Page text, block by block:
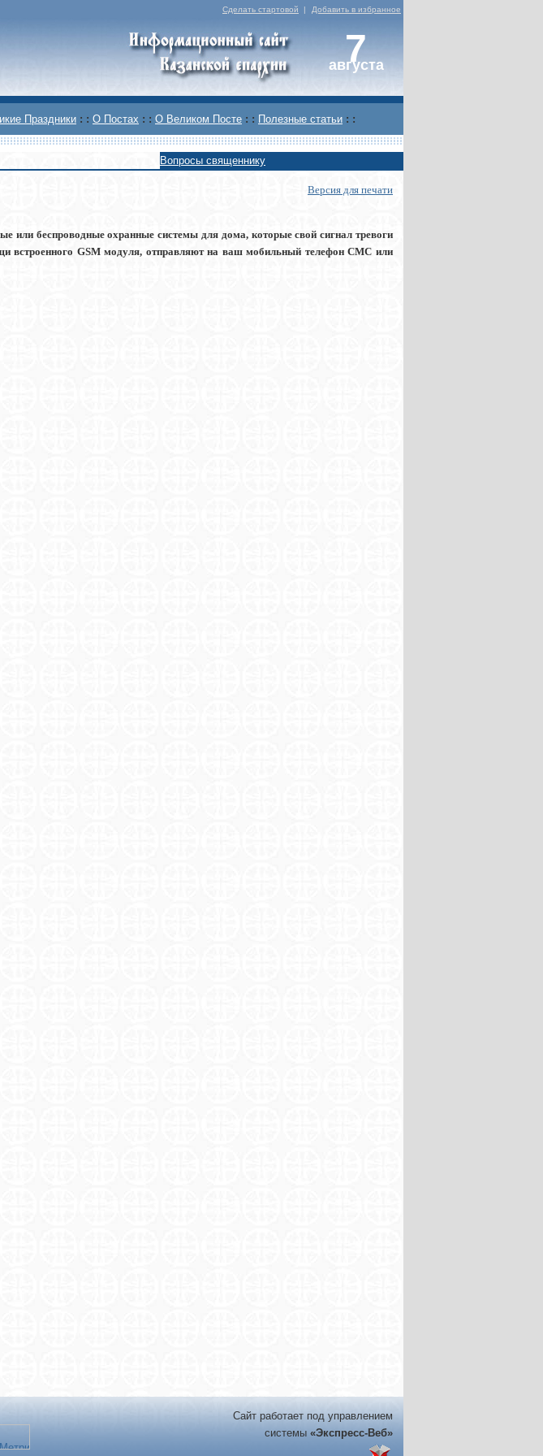
Сделать стартовой | Добавить в избранное
7
августа
Праздники : : О Постах : : О Великом Посте : : Полезные статьи : :
Вопросы священнику
Версия для печати
или беспроводные охранные системы для дома, которые свой сигнал тревоги
встроенного GSM модуля, отправляют на ваш мобильный телефон СМС или
Сайт работает под управлением
системы «Экспресс-Веб»